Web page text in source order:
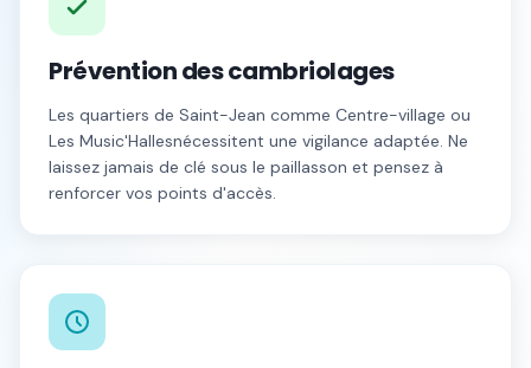
Prévention des cambriolages
Les quartiers de Saint-Jean comme Centre-village ou
Les Music'Hallesnécessitent une vigilance adaptée. Ne
laissez jamais de clé sous le paillasson et pensez à
renforcer vos points d'accès.